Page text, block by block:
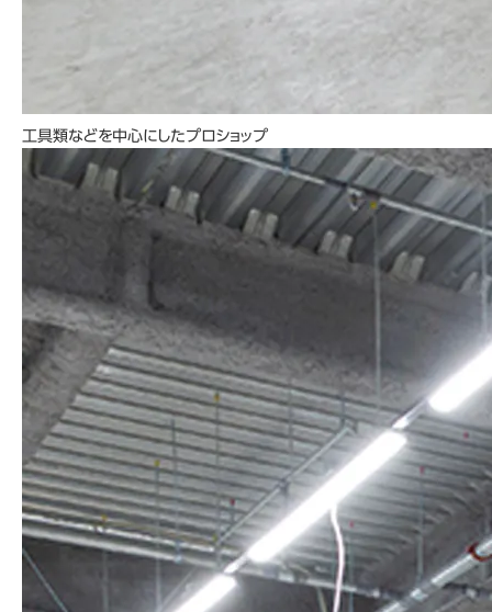
工具類などを中心にしたプロショップ